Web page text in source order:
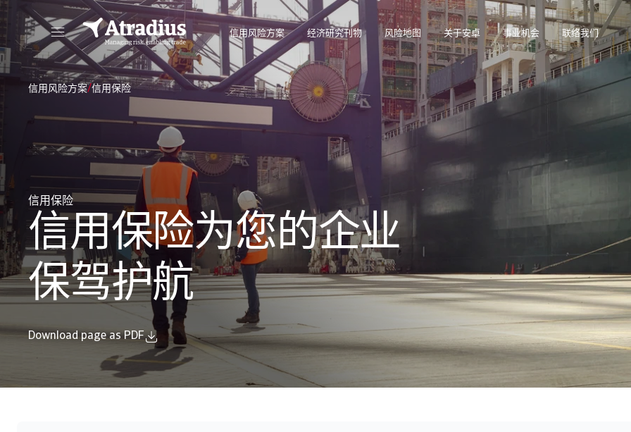
信用风险方案 经济研究刊物 风险地图 关于安卓 事业机会 联络我们
信用风险方案/信用保险
信用保险
信用保险为您的企业
保驾护航
Download page as PDF